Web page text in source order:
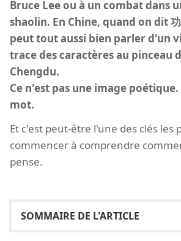
Bruce Lee ou à un combat dans
shaolin. En Chine, quand on dit
peut tout aussi bien parler d'un
trace des caractères au pinceau
Chengdu.
Ce n'est pas une image
mot.
Et c'est peut-être l'une des clés les
commencer à comprendre
pense.